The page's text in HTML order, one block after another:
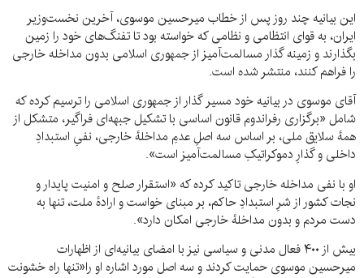
این بیانیه چند روز پس از خطاب میرحسین موسوی، آخرین نخست‌وزیر
ایران، به قوای انتظامی و نظامی که خواسته بود تا تفنگ‌های خود را زمین
بگذارند و زمینه گذار مسالمت‌آمیز از جمهوری اسلامی بدون مداخله خارجی
را فراهم کنند، منتشر شده است.
آقای موسوی در بیانیه خود مسیر گذار از جمهوری اسلامی را ترسیم کرده که
شامل «برگزاری رفراندوم قانون اساسی با تشکیل جبهه‌ای فراگیر، متشکل از
همهٔ سلایق ملی، بر اساس سه اصلِ عدمِ مداخلهٔ خارجی، نفیِ استبدادِ
داخلی و گذارِ دموکراتیکِ مسالمت‌آمیز است».
او با نفی مداخله خارجی تاکید کرده که «استقرار صلح و امنیت پایدار و
نجات کشور از شرِ استبدادِ حاکم، بر مبنای خواست و ارادهٔ ملت، تنها به
دست مردم و بدون مداخلهٔ خارجی امکان دارد».
بیش از ۴۰۰ فعال مدنی و سیاسی نیز با امضای بیانیه‌ای از اظهارات
میرحسین موسوی حمایت کردند و سه اصل مورد اشاره او را«تنها راه خشونت